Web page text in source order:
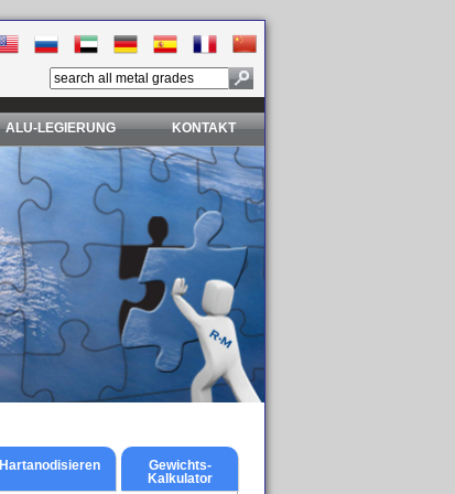
ALU-LEGIERUNG KONTAKT
Hartanodisieren
Gewichts-
Kalkulator